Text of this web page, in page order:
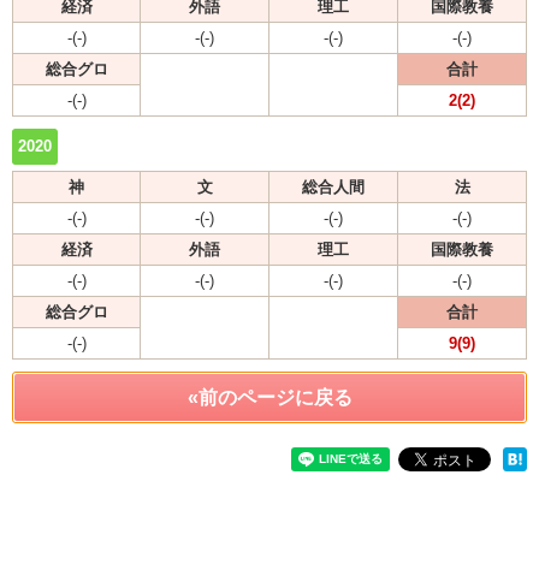
経済
外語 理工
国際教養
-(-)
-(-) -(-)
-(-)
総合グロ
合計
-(-)
2(2)
2020
神 文 総合人間
法
-(-)
-(-) -(-)
-(-)
経済
外語 理工
国際教養
-(-)
-(-) -(-)
-(-)
総合グロ
合計
-(-)
9(9)
«前のページに戻る